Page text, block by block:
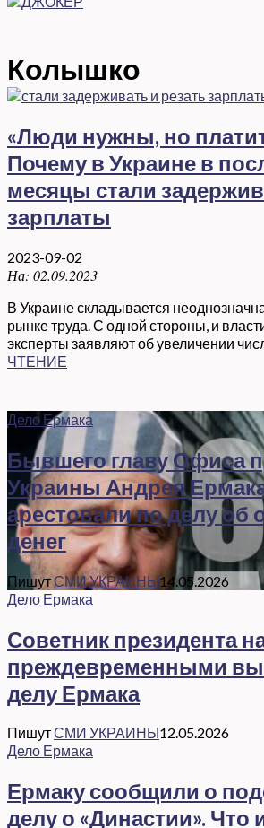
Колышко
«Люди нужны, но
Почему в Украине в
месяцы стали
зарплаты
2023-09-02
На: 02.09.2023
В Украине складывается
рынке труда. С одной стороны, и
эксперты заявляют об увеличении
ЧТЕНИЕ
Дело Ермака
Бывшего главу Офиса
Украины Андрея
арестовали по делу об
денег
ПишутСМИ УКРАИНЫ14.05.2026
Дело Ермака
Советник президента
преждевременными
делу Ермака
ПишутСМИ УКРАИНЫ12.05.2026
Дело Ермака
Ермаку сообщили о
делу о «Династии». Что